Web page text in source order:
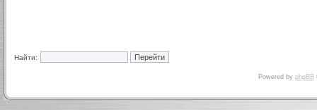
Найти:
Powered by phpBB